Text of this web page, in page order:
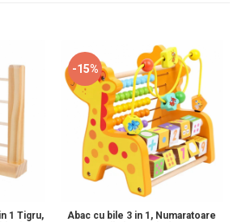
1 Tigru,
-15%
Abac cu bile 3 in 1, Numaratoare